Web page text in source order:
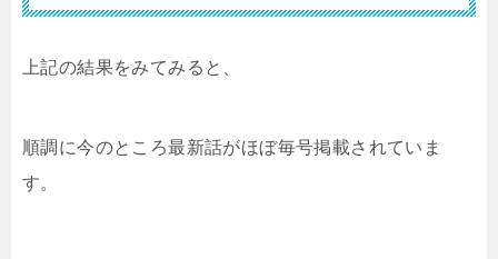
上記の結果をみてみると、
順調に今のところ最新話がほぼ毎号掲載されていま
す。